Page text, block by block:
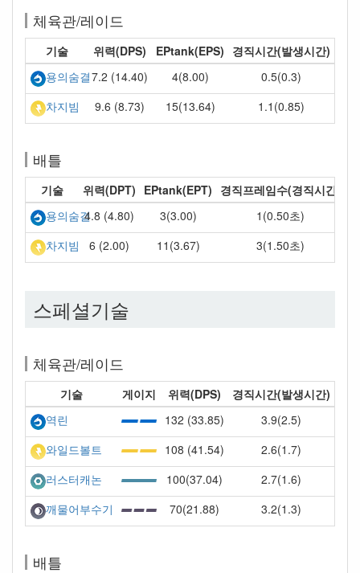
체육관/레이드
기술 위력(DPS) EPtank(EPS) 경직시간(발생시간)
용의숨결7.2 (14.40) 4(8.00)
0.5(0.3)
차지빔
9.6 (8.73) 15(13.64) 1.1(0.85)
배틀
기술 위력(DPT) EPtank(EPT) 경직프레임수(경직시간)
용의숨결4.8 (4.80) 3(3.00)
1(0.50초)
차지빔
6 (2.00) 11(3.67) 3(1.50초)
스페셜기술
체육관/레이드
기술 게이지 위력(DPS)
경직시간(발생시간)
역린
132 (33.85)
3.9(2.5)
와일드볼트
108 (41.54)
2.6(1.7)
러스터캐논
100(37.04)
2.7(1.6)
깨물어부수기
70(21.88) 3.2(1.3)
배틀